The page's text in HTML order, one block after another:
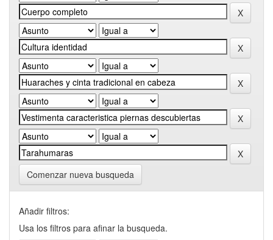
Comenzar nueva busqueda
Añadir filtros:
Usa los filtros para afinar la busqueda.